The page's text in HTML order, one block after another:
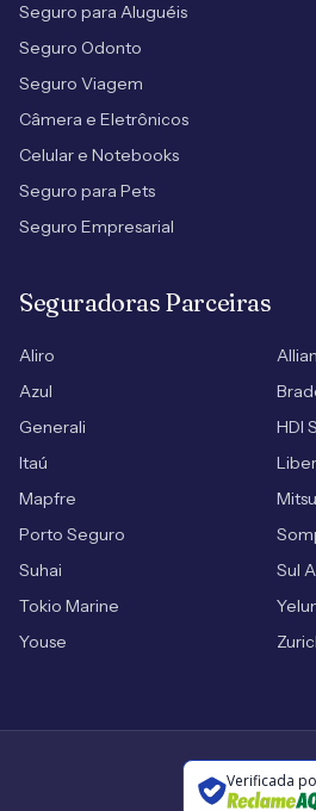
Seguro para Aluguéis
Seguro Odonto
Seguro Viagem
Câmera e Eletrônicos
Celular e Notebooks
Seguro para Pets
Seguro Empresarial
Seguradoras Parceiras
Aliro
Azul
Generali
HDI
Itaú
Mapfre
Porto Seguro
Suhai
Sul
Tokio Marine
Youse
Verificada